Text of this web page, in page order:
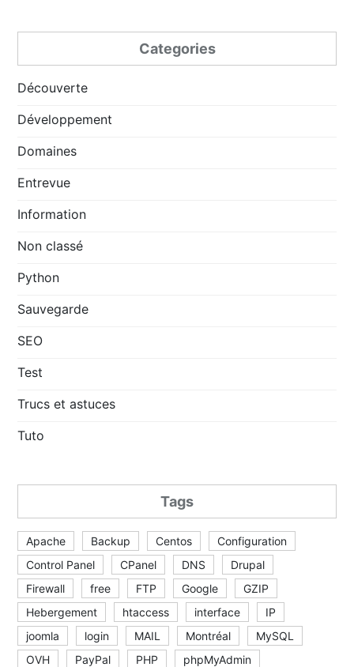
Categories
Découverte
Développement
Domaines
Entrevue
Information
Non classé
Python
Sauvegarde
SEO
Test
Trucs et astuces
Tuto
Tags
Apache Backup Centos
Configuration
Control Panel
CPanel DNS
Drupal
Firewall
free FTP Google
GZIP
Hebergement
htaccess interface
IP
joomla
login MAIL Montréal
MySQL
OVH
PayPal PHP
phpMyAdmin